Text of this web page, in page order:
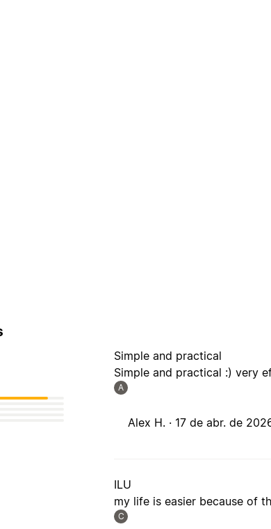
Simple and practical
Simple and practical :) very
A
Alex H. · 17 de abr. de
ILU
my life is easier because of
C